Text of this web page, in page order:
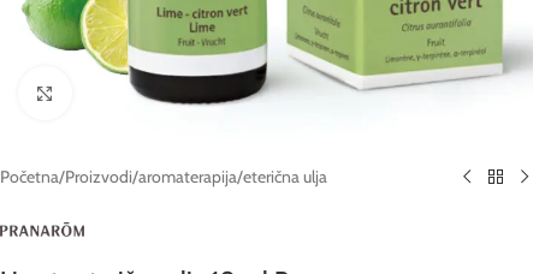
Click to enlarge
Početna/Proizvodi/aromaterapija/eterična ulja